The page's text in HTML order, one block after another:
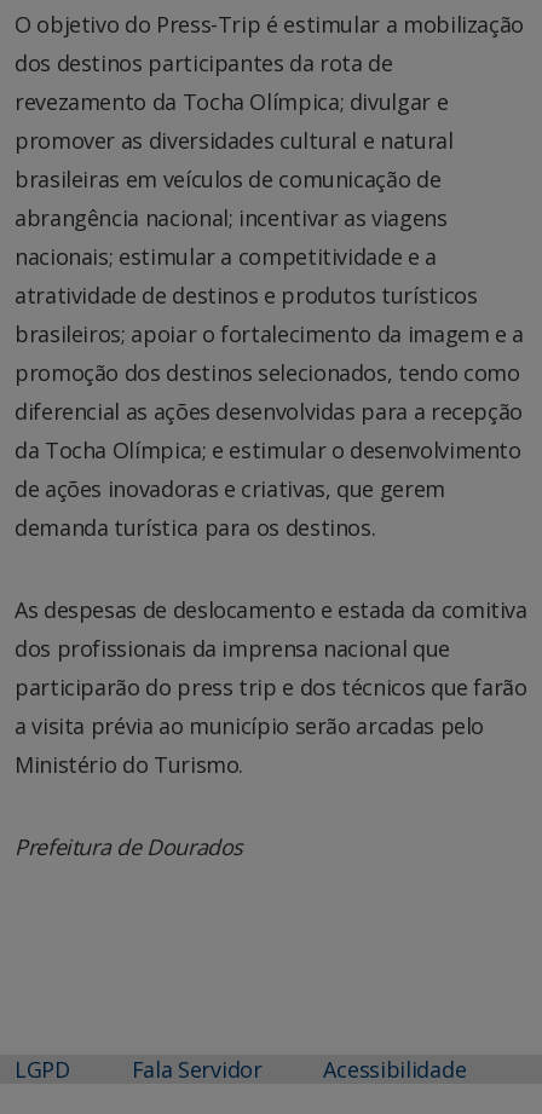
O objetivo do Press-Trip é estimular a mobilização
dos destinos participantes da rota de
revezamento da Tocha Olímpica; divulgar e
promover as diversidades cultural e natural
brasileiras em veículos de comunicação de
abrangência nacional; incentivar as viagens
nacionais; estimular a competitividade e a
atratividade de destinos e produtos turísticos
brasileiros; apoiar o fortalecimento da imagem e a
promoção dos destinos selecionados, tendo como
diferencial as ações desenvolvidas para a recepção
da Tocha Olímpica; e estimular o desenvolvimento
de ações inovadoras e criativas, que gerem
demanda turística para os destinos.
As despesas de deslocamento e estada da comitiva
dos profissionais da imprensa nacional que
participarão do press trip e dos técnicos que farão
a visita prévia ao município serão arcadas pelo
Ministério do Turismo.
Prefeitura de Dourados
LGPD Fala Servidor Acessibilidade